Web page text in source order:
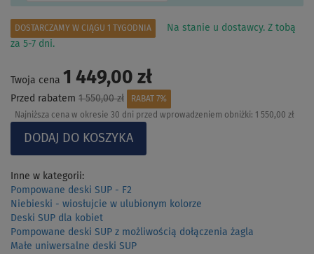
DOSTARCZAMY W CIĄGU 1 TYGODNIA
Na stanie u dostawcy. Z tobą
za 5-7 dni.
Twoja cena 1 449,00 zł
Przed rabatem 1 550,00 zł
RABAT 7%
Najniższa cena w okresie 30 dni przed wprowadzeniem obniżki: 1 550,00 zł
Inne w kategorii:
Pompowane deski SUP - F2
Niebieski - wiosłujcie w ulubionym kolorze
Deski SUP dla kobiet
Pompowane deski SUP z możliwością dołączenia żagla
Małe uniwersalne deski SUP